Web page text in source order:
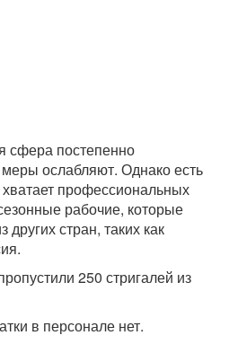
сфера постепенно
меры ослабляют. Однако есть
профессиональных
рабочие, которые
стран, таких как
250 стригалей из
в персонале нет.